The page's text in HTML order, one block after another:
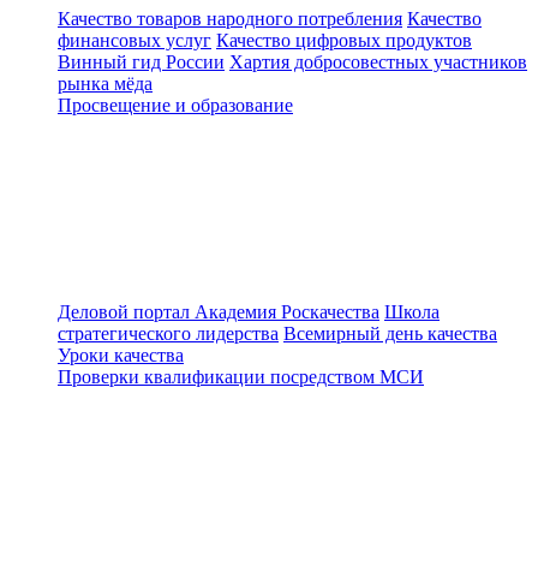
Качество товаров народного потребления Качество
финансовых услуг Качество цифровых продуктов
Винный гид России Хартия добросовестных участников
рынка мёда
Просвещение и образование
Деловой портал Академия Роскачества Школа
стратегического лидерства Всемирный день качества
Уроки качества
Проверки квалификации посредством МСИ